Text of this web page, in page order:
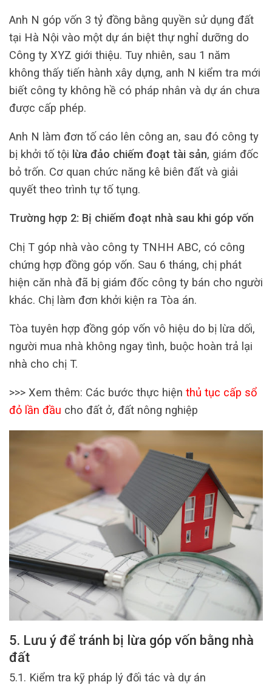
Anh N góp vốn 3 tỷ đồng bằng quyền sử dụng đất
tại Hà Nội vào một dự án biệt thự nghỉ dưỡng do
Công ty XYZ giới thiệu. Tuy nhiên, sau 1 năm
không thấy tiến hành xây dựng, anh N kiểm tra mới
biết công ty không hề có pháp nhân và dự án chưa
được cấp phép.
Anh N làm đơn tố cáo lên công an, sau đó công ty
bị khởi tố tội lừa đảo chiếm đoạt tài sản, giám đốc
bỏ trốn. Cơ quan chức năng kê biên đất và giải
quyết theo trình tự tố tụng.
Trường hợp 2: Bị chiếm đoạt nhà sau khi góp vốn
Chị T góp nhà vào công ty TNHH ABC, có công
chứng hợp đồng góp vốn. Sau 6 tháng, chị phát
hiện căn nhà đã bị giám đốc công ty bán cho người
khác. Chị làm đơn khởi kiện ra Tòa án.
Tòa tuyên hợp đồng góp vốn vô hiệu do bị lừa dối,
người mua nhà không ngay tình, buộc hoàn trả lại
nhà cho chị T.
>>> Xem thêm: Các bước thực hiện thủ tục cấp sổ
đỏ lần đầu cho đất ở, đất nông nghiệp
5. Lưu ý để tránh bị lừa góp vốn bằng nhà
đất
5.1. Kiểm tra kỹ pháp lý đối tác và dự án